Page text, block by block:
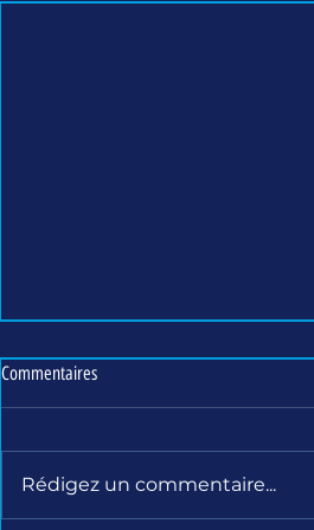
Commentaires
Rédigez un commentaire...